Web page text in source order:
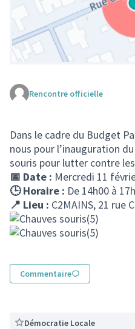
(Lien externe)
Rencontre officielle
Dans le cadre du Budget
nous pour l’inauguration
souris pour lutter contre
📅 Date : Mercredi 11
🕒 Horaire : De 14h00 à
📍 Lieu : C2MAINS, 21 rue
Commentaire
Démocratie Locale